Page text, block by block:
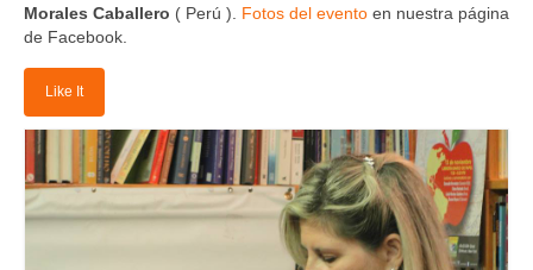
Morales Caballero ( Perú ). Fotos del evento en nuestra página
de Facebook.
Like It